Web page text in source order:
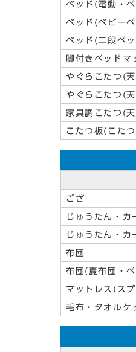
ベッド(電動・
ベッド(ベビー
ベッド(二段ベ
脚付きベッドマ
やぐらこたつ(
やぐらこたつ(
家具調こたつ(
こたつ板(こた
ござ
じゅうたん・
じゅうたん・
布団
布団(夏布団・
マットレス(ス
毛布・タオル